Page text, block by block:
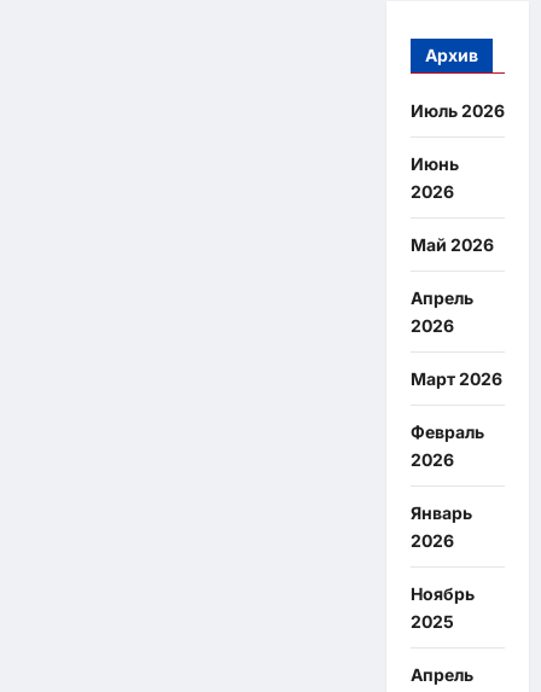
Архив
Июль 2026
Июнь
2026
Май 2026
Апрель
2026
Март 2026
Февраль
2026
Январь
2026
Ноябрь
2025
Апрель